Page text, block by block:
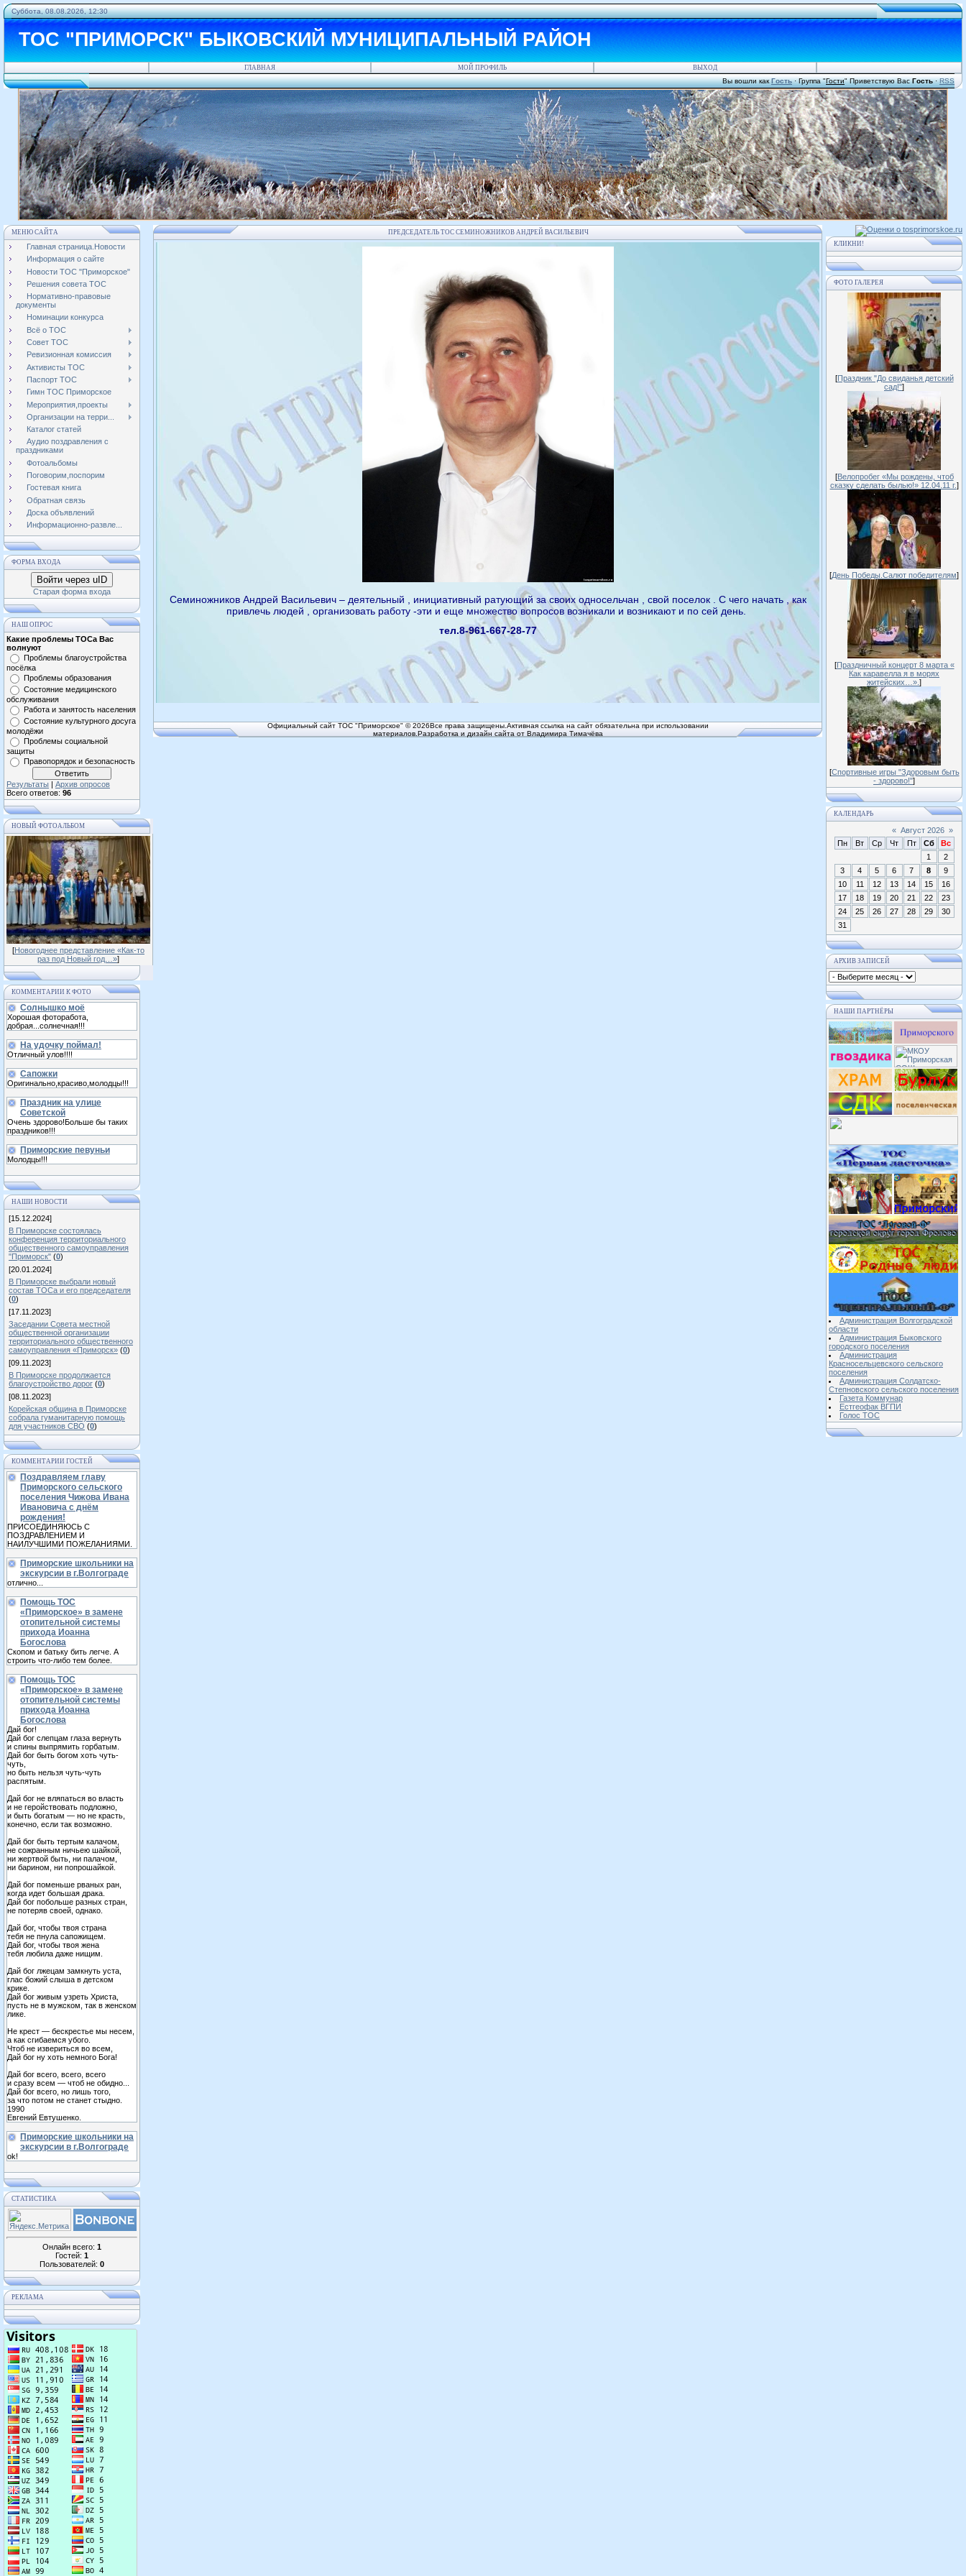
Суббота, 08.08.2026, 12:30
ТОС "ПРИМОРСК" БЫКОВСКИЙ МУНИЦИПАЛЬНЫЙ РАЙОН
ГЛАВНАЯ МОЙ ПРОФИЛЬ ВЫХОД
Вы вошли как Гость·Группа"Гости"Приветствую ВасГость·RSS
МЕНЮ САЙТА
Главная страница.Новости
Информация о сайте
Новости ТОС "Приморское"
Решения совета ТОС
Нормативно-правовые
документы
Номинации конкурса
Всё о ТОС
Совет ТОС
Ревизионная комиссия
Активисты ТОС
Паспорт ТОС
Гимн ТОС Приморское
Мероприятия,проекты
Организации на терри...
Каталог статей
Аудио поздравления с
праздниками
Фотоальбомы
Поговорим,поспорим
Гостевая книга
Обратная связь
Доска объявлений
Информационно-развле...
ФОРМА ВХОДА
Войти через uID
Старая форма входа
НАШ ОПРОС
Какие проблемы ТОСа Вас
волнуют
Проблемы благоустройства
посёлка
Проблемы образования
Состояние медицинского
обслуживания
Работа и занятость населения
Состояние культурного досуга
молодёжи
Проблемы социальной
защиты
Правопорядок и безопасность
Результаты | Архив опросов
Всего ответов: 96
НОВЫЙ ФОТОАЛЬБОМ
[Новогоднее представление «Как-то
раз под Новый год…»]
КОММЕНТАРИИ К ФОТО
Солнышко моё
Хорошая фоторабота,
добрая...солнечная!!!
На удочку поймал!
Отличный улов!!!!
Сапожки
Оригинально,красиво,молодцы!!!
Праздник на улице
Советской
Очень здорово!Больше бы таких
праздников!!!
Приморские певуньи
Молодцы!!!
НАШИ НОВОСТИ
[15.12.2024]
В Приморске состоялась
конференция территориального
общественного самоуправления
"Приморск" (0)
[20.01.2024]
В Приморске выбрали новый
состав ТОСа и его председателя
(0)
[17.11.2023]
Заседании Совета местной
общественной организации
территориального общественного
самоуправления «Приморск» (0)
[09.11.2023]
В Приморске продолжается
благоустройство дорог (0)
[08.11.2023]
Корейская община в Приморске
собрала гуманитарную помощь
для участников СВО (0)
КОММЕНТАРИИ ГОСТЕЙ
Поздравляем главу
Приморского сельского
поселения Чижова Ивана
Ивановича с днём
рождения!
ПРИСОЕДИНЯЮСЬ С
ПОЗДРАВЛЕНИЕМ И
НАИЛУЧШИМИ ПОЖЕЛАНИЯМИ.
Приморские школьники на
экскурсии в г.Волгограде
отлично...
Помощь ТОС
«Приморское» в замене
отопительной системы
прихода Иоанна
Богослова
Скопом и батьку бить легче. А
строить что-либо тем более.
Помощь ТОС
«Приморское» в замене
отопительной системы
прихода Иоанна
Богослова
Дай бог!
Дай бог слепцам глаза вернуть
и спины выпрямить горбатым.
Дай бог быть богом хоть чуть-
чуть,
но быть нельзя чуть-чуть
распятым.
Дай бог не вляпаться во власть
и не геройствовать подложно,
и быть богатым — но не красть,
конечно, если так возможно.
Дай бог быть тертым калачом,
не сожранным ничьею шайкой,
ни жертвой быть, ни палачом,
ни барином, ни попрошайкой.
Дай бог поменьше рваных ран,
когда идет большая драка.
Дай бог побольше разных стран,
не потеряв своей, однако.
Дай бог, чтобы твоя страна
тебя не пнула сапожищем.
Дай бог, чтобы твоя жена
тебя любила даже нищим.
Дай бог лжецам замкнуть уста,
глас божий слыша в детском
крике.
Дай бог живым узреть Христа,
пусть не в мужском, так в женском
лике.
Не крест — бескрестье мы несем,
а как сгибаемся убого.
Чтоб не извериться во всем,
Дай бог ну хоть немного Бога!
Дай бог всего, всего, всего
и сразу всем — чтоб не обидно...
Дай бог всего, но лишь того,
за что потом не станет стыдно.
1990
Евгений Евтушенко.
Приморские школьники на
экскурсии в г.Волгограде
ok!
СТАТИСТИКА
Онлайн всего: 1
Гостей: 1
Пользователей: 0
РЕКЛАМА
ПРЕДСЕДАТЕЛЬ ТОС СЕМИНОЖНИКОВ АНДРЕЙ ВАСИЛЬЕВИЧ
Семиножников Андрей Васильевич – деятельный , инициативный ратующий за своих односельчан , свой поселок . С чего начать , как
привлечь людей , организовать работу -эти и еще множество вопросов возникали и возникают и по сей день.
тел.8-961-667-28-77
Официальный сайт ТОС "Приморское" © 2026Все права защищены.Активная ссылка на сайт обязательна при использовании
материалов.Разработка и дизайн сайта от Владимира Тимачёва
КЛИКНИ!
ФОТО ГАЛЕРЕЯ
[Праздник "До свиданья детский
сад!"]
[Велопробег «Мы рождены, чтоб
сказку сделать былью!» 12.04.11 г.]
[День Победы.Салют победителям]
[Праздничный концерт 8 марта «
Как каравелла я в морях
житейских…». ]
[Спортивные игры "Здоровым быть
- здорово!"]
КАЛЕНДАРЬ
« Август 2026 »
Пн
Вт Ср Чт Пт Сб
Вс
1
2
3
4 5 6 7 8
9
10
11 12 13 14 15
16
17
18 19 20 21 22
23
24
25 26 27 28 29
30
31
АРХИВ ЗАПИСЕЙ
НАШИ ПАРТНЁРЫ
Администрация Волгоградской
области
Администрация Быковского
городского поселения
Администрация
Красносельцевского сельского
поселения
Администрация Солдатско-
Степновского сельского поселения
Газета Коммунар
Естгеофак ВГПИ
Голос ТОС